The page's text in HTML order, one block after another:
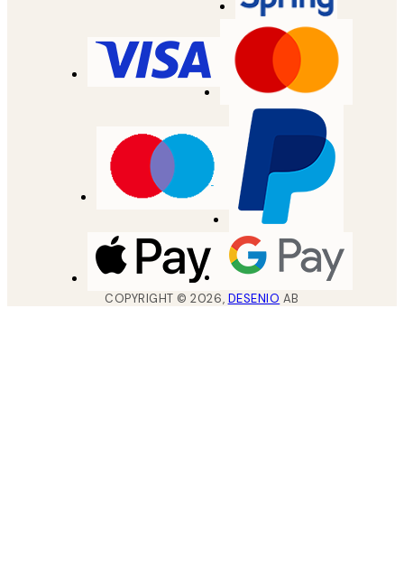
COPYRIGHT ©2026, DESENIO AB